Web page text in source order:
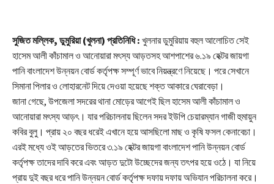
সুজিত মল্লিক, ডুমুরিয়া (খুলনা) প্রতিনিধি : খুলনার ডুমুরিয়ায় বহুল আলোচিত সেই
হাসেম আলী কাঁচামাল ও আনোয়ারা মৎস্য আড়তসহ আশপাশের ৬.১৯ হেক্টর জায়গা
পানি বাংলাদেশ উন্নয়ন বোর্ড কর্তৃপক্ষ সম্পূর্ণ ভাবে নিয়ন্ত্রণে নিয়েছে। পরে সেখানে
সিমানা পিলার ও লোহারনেট দিয়ে দেওয়া হয়েছে শক্ত আকারে ঘেরাবেড়া।
জানা গেছে, উপজেলা সদরের থানা মোড়ের আগেই ছিল হাসেম আলী কাঁচামাল ও
আনোয়ারা মৎস্য আড়ৎ। যার পরিচালনায় ছিলেন সদর ইউপি চেয়ারম্যান গাজী হুমায়ুন
কবির বুলু। প্রায় ২০ বছর ধরেই এখানে হয়ে আসছিলো মাছ ও কৃষি ফসল কেনাবেচা।
এরই মধ্যে ওই আড়তের ভিতরে ৩.১৯ হেক্টর জায়গা বাংলাদেশ পানি উন্নয়ন বোর্ড
কর্তৃপক্ষ তাদের দাবি করে এবং আড়ত দুটো উচ্ছেদের জন্য তৎপর হয়ে ওঠে। যা নিয়ে
প্রায় দুই বছর ধরে পানি উন্নয়ন বোর্ড কর্তৃপক্ষ দফায় দফায় অভিযান পরিচালনা করে।